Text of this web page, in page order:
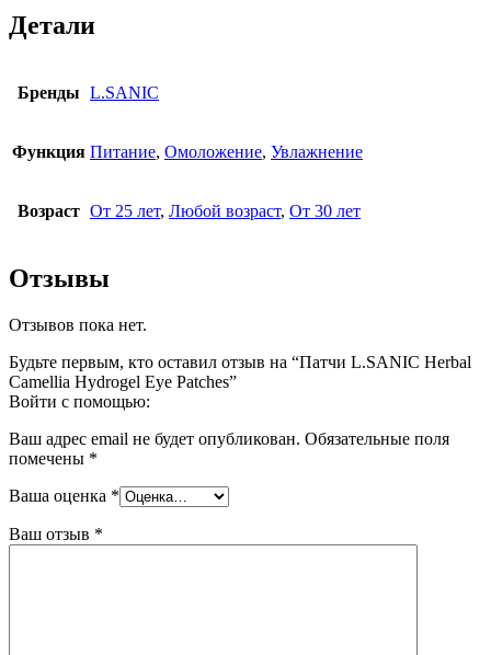
Детали
Бренды L.SANIC
Функция Питание, Омоложение, Увлажнение
Возраст От 25 лет, Любой возраст, От 30 лет
Отзывы
Отзывов пока нет.
Будьте первым, кто оставил отзыв на “Патчи L.SANIC Herbal
Camellia Hydrogel Eye Patches”
Войти с помощью:
Ваш адрес email не будет опубликован. Обязательные поля
помечены *
Ваша оценка *
Ваш отзыв *